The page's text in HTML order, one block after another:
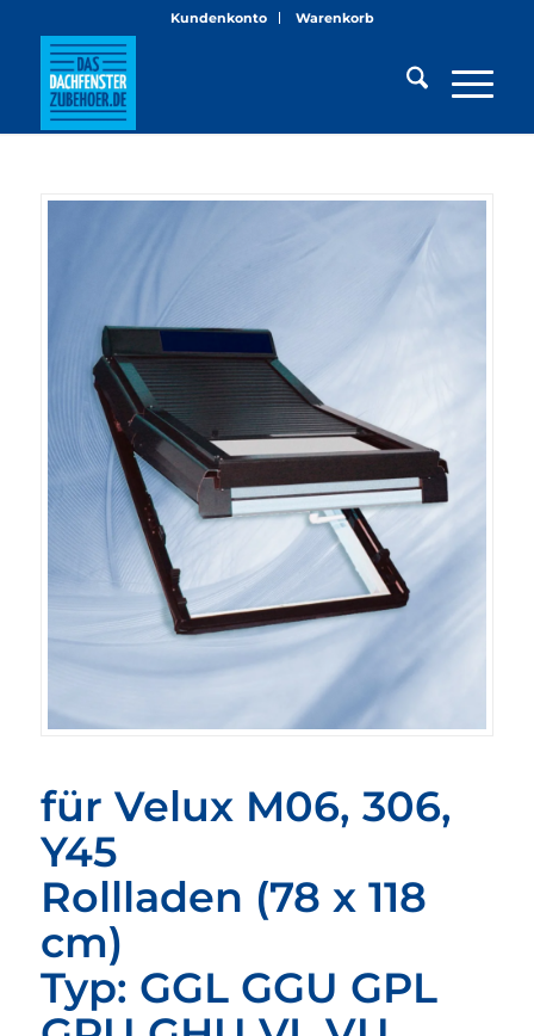
Kundenkonto Warenkorb
für Velux M06, 306,
Y45
Rollladen (78 x 118
cm)
Typ: GGL GGU GPL